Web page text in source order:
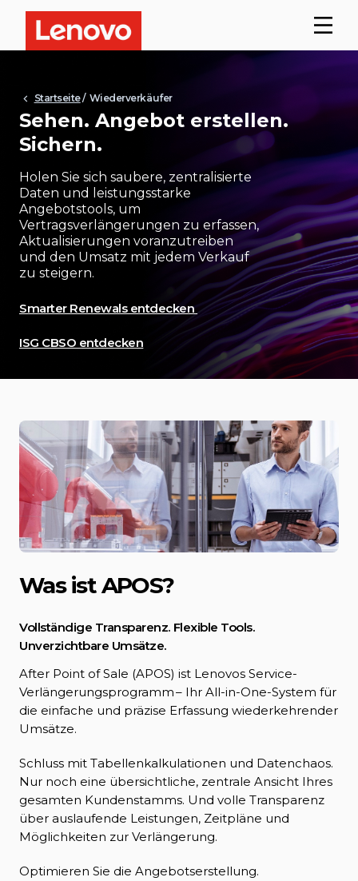
Startseite/ Wiederverkäufer
Sehen. Angebot erstellen.
Sichern.
Holen Sie sich saubere, zentralisierte
Daten und leistungsstarke
Angebotstools, um
Vertragsverlängerungen zu erfassen,
Aktualisierungen voranzutreiben
und den Umsatz mit jedem Verkauf
zu steigern.
Smarter Renewals entdecken
ISG CBSO entdecken
Was ist APOS?
Vollständige Transparenz. Flexible Tools.
Unverzichtbare Umsätze.
After Point of Sale (APOS) ist Lenovos Service-
Verlängerungsprogramm – Ihr All-in-One-System für
die einfache und präzise Erfassung wiederkehrender
Umsätze.
Schluss mit Tabellenkalkulationen und Datenchaos.
Nur noch eine übersichtliche, zentrale Ansicht Ihres
gesamten Kundenstamms. Und volle Transparenz
über auslaufende Leistungen, Zeitpläne und
Möglichkeiten zur Verlängerung.
Optimieren Sie die Angebotserstellung.